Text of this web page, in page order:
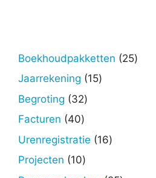
Boekhoudpakketten 2525
Jaarrekening 1515
Begroting 3232
Facturen 4040
producten
Urenregistratie 1616
Projecten 1010
producten